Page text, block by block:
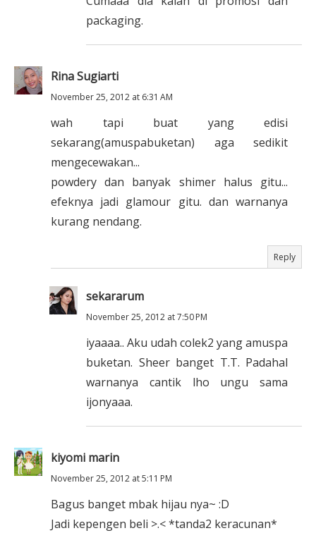
packaging.
Rina Sugiarti
November 25, 2012 at 6:31 AM
wah tapi buat yang edisi
sekarang(amuspabuketan) aga sedikit
mengecewakan...
powdery dan banyak shimer halus gitu...
efeknya jadi glamour gitu. dan warnanya
kurang nendang.
Reply
sekararum
November 25, 2012 at 7:50 PM
iyaaaa.. Aku udah colek2 yang amuspa
buketan. Sheer banget T.T. Padahal
warnanya cantik lho ungu sama
ijonyaaa.
kiyomi marin
November 25, 2012 at 5:11 PM
Bagus banget mbak hijau nya~ :D
Jadi kepengen beli >.< *tanda2 keracunan*